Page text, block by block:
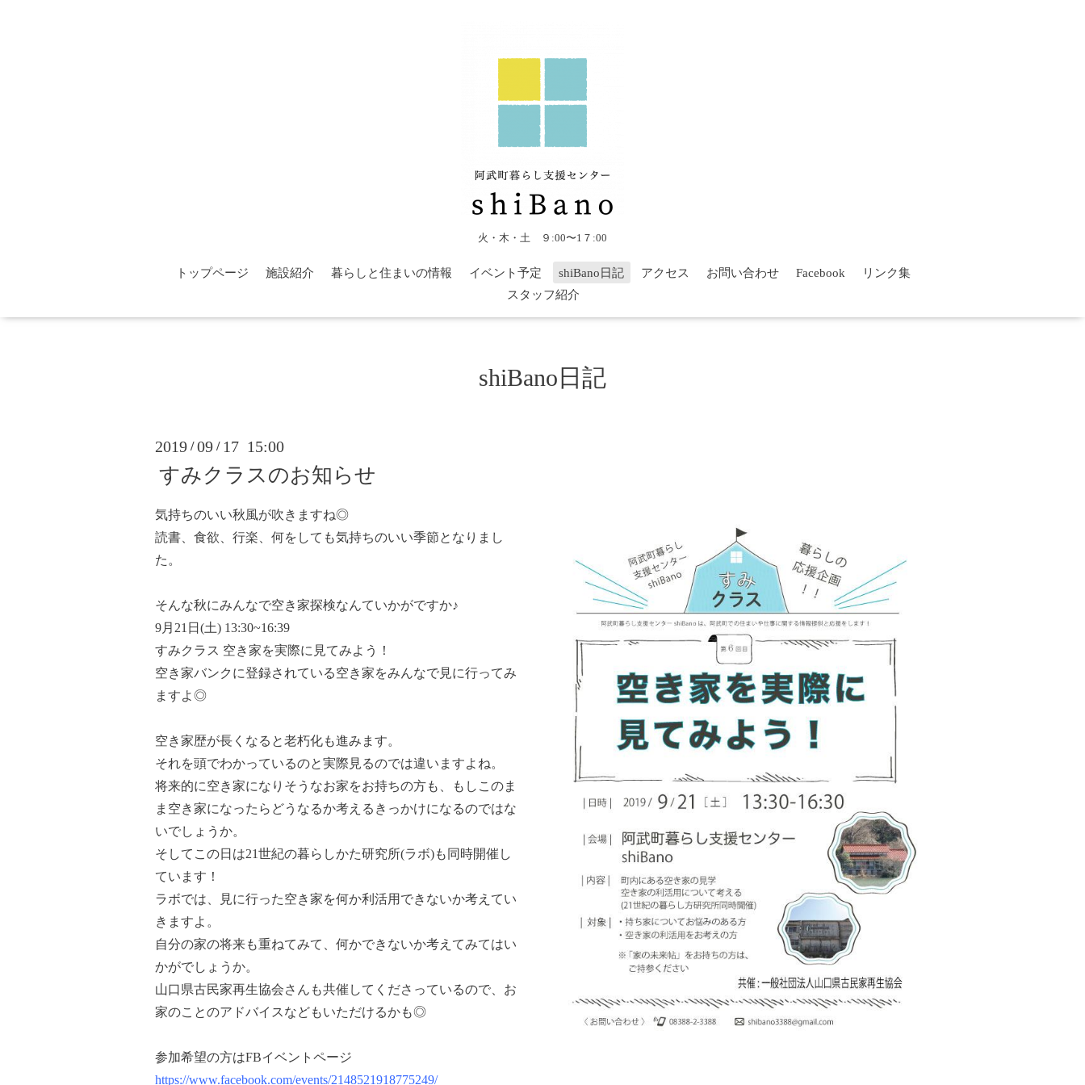
火・木・土 ９:00〜1７:00
トップページ 施設紹介 暮らしと住まいの情報 イベント予定 shiBano日記 アクセス お問い合わせ Facebook
リンク集
スタッフ紹介
shiBano日記
2019 /09 / 17 15:00
すみクラスのお知らせ
気持ちのいい秋風が吹きますね◎
読書、食欲、行楽、何をしても気持ちのいい季節となりまし
た。
そんな秋にみんなで空き家探検なんていかがですか♪
9月21日(土) 13:30~16:39
すみクラス 空き家を実際に見てみよう！
空き家バンクに登録されている空き家をみんなで見に行ってみ
ますよ◎
空き家歴が長くなると老朽化も進みます。
それを頭でわかっているのと実際見るのでは違いますよね。
将来的に空き家になりそうなお家をお持ちの方も、もしこのま
ま空き家になったらどうなるか考えるきっかけになるのではな
いでしょうか。
そしてこの日は21世紀の暮らしかた研究所(ラボ)も同時開催し
ています！
ラボでは、見に行った空き家を何か利活用できないか考えてい
きますよ。
自分の家の将来も重ねてみて、何かできないか考えてみてはい
かがでしょうか。
山口県古民家再生協会さんも共催してくださっているので、お
家のことのアドバイスなどもいただけるかも◎
参加希望の方はFBイベントページ
https://www.facebook.com/events/2148521918775249/